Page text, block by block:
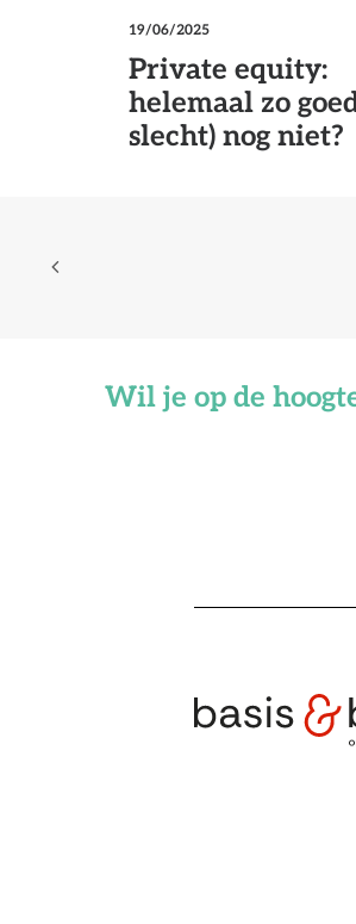
19/06/2025
Private equity:
helemaal zo
slecht) nog niet?
Wil je op de